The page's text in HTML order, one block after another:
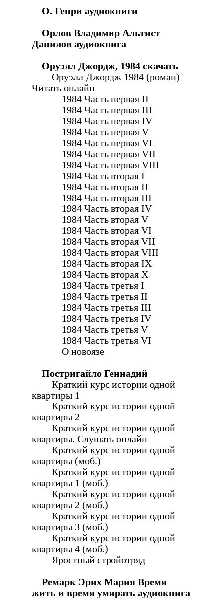
О. Генри аудиокниги
Орлов Владимир Альтист
Данилов аудиокнига
Оруэлл Джордж, 1984 скачать
Оруэлл Джордж 1984 (роман)
Читать онлайн
1984 Часть первая II
1984 Часть первая III
1984 Часть первая IV
1984 Часть первая V
1984 Часть первая VI
1984 Часть первая VII
1984 Часть первая VIII
1984 Часть вторая I
1984 Часть вторая II
1984 Часть вторая III
1984 Часть вторая IV
1984 Часть вторая V
1984 Часть вторая VI
1984 Часть вторая VII
1984 Часть вторая VIII
1984 Часть вторая IX
1984 Часть вторая X
1984 Часть третья I
1984 Часть третья II
1984 Часть третья III
1984 Часть третья IV
1984 Часть третья V
1984 Часть третья VI
О новоязе
Постригайло Геннадий
Краткий курс истории одной
квартиры 1
Краткий курс истории одной
квартиры 2
Краткий курс истории одной
квартиры. Слушать онлайн
Краткий курс истории одной
квартиры (моб.)
Краткий курс истории одной
квартиры 1 (моб.)
Краткий курс истории одной
квартиры 2 (моб.)
Краткий курс истории одной
квартиры 3 (моб.)
Краткий курс истории одной
квартиры 4 (моб.)
Яростный стройотряд
Ремарк Эрих Мария Время
жить и время умирать аудиокнига